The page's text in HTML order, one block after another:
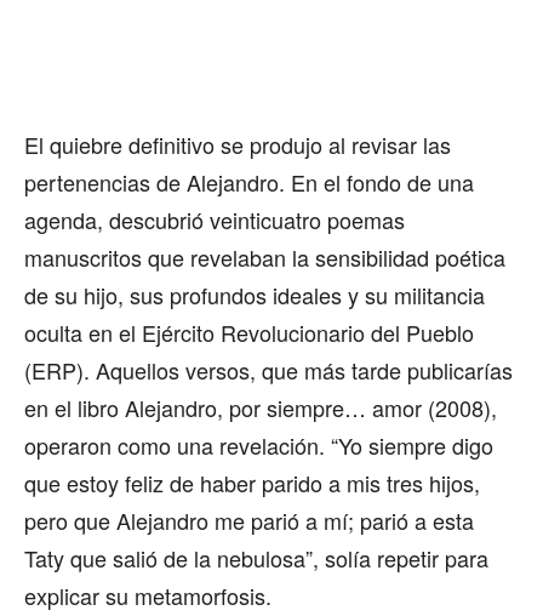
El quiebre definitivo se produjo al revisar las
pertenencias de Alejandro. En el fondo de una
agenda, descubrió veinticuatro poemas
manuscritos que revelaban la sensibilidad poética
de su hijo, sus profundos ideales y su militancia
oculta en el Ejército Revolucionario del Pueblo
(ERP). Aquellos versos, que más tarde publicarías
en el libro Alejandro, por siempre… amor (2008),
operaron como una revelación. “Yo siempre digo
que estoy feliz de haber parido a mis tres hijos,
pero que Alejandro me parió a mí; parió a esta
Taty que salió de la nebulosa”, solía repetir para
explicar su metamorfosis.